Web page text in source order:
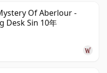
Of Aberlour -
Desk Sin 10年